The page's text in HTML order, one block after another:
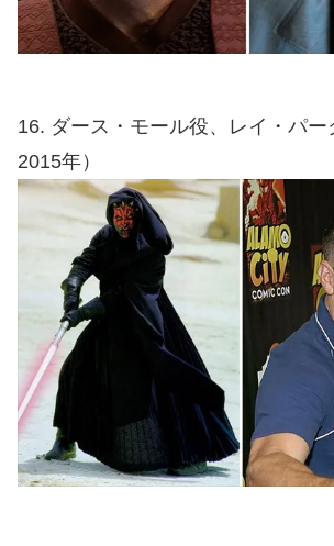
16. ダース・モール役、レイ・パー
2015年）